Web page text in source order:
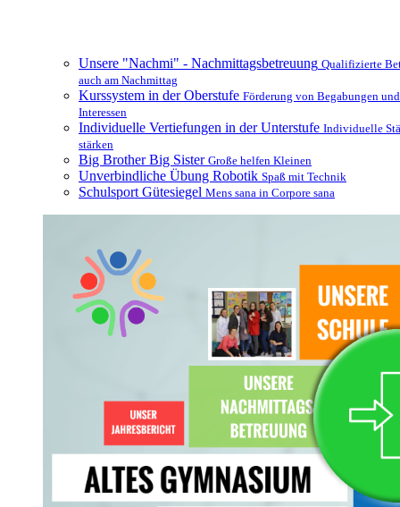
Unsere "Nachmi" - Nachmittagsbetreuung Qualifizierte
auch am Nachmittag
Kurssystem in der Oberstufe Förderung von Begabungen und
Interessen
Individuelle Vertiefungen in der Unterstufe Individuelle
stärken
Big Brother Big Sister Große helfen Kleinen
Unverbindliche Übung Robotik Spaß mit Technik
Schulsport Gütesiegel Mens sana in Corpore sana